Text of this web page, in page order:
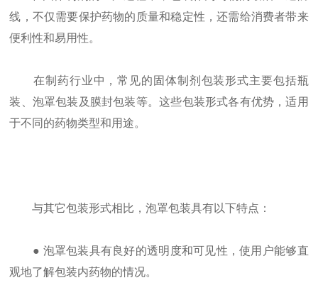
线，不仅需要保护药物的质量和稳定性，还需给消费者带来
便利性和易用性。
在制药行业中，常见的固体制剂包装形式主要包括瓶
装、泡罩包装及膜封包装等。这些包装形式各有优势，适用
于不同的药物类型和用途。
与其它包装形式相比，泡罩包装具有以下特点：
● 泡罩包装具有良好的透明度和可见性，使用户能够直
观地了解包装内药物的情况。